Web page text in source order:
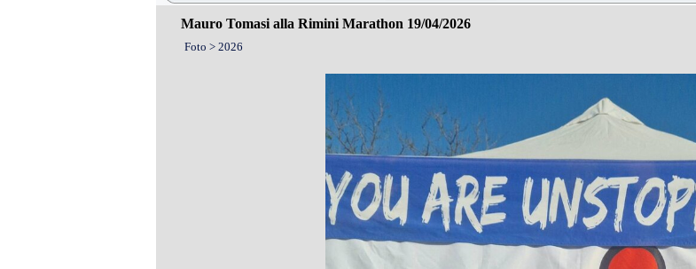
Mauro Tomasi alla Rimini Marathon 19/04/2026
Foto > 2026